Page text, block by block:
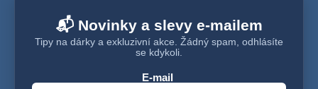
📬 Novinky a slevy e-mailem
Tipy na dárky a exkluzivní akce. Žádný spam, odhlásíte
se kdykoli.
E-mail